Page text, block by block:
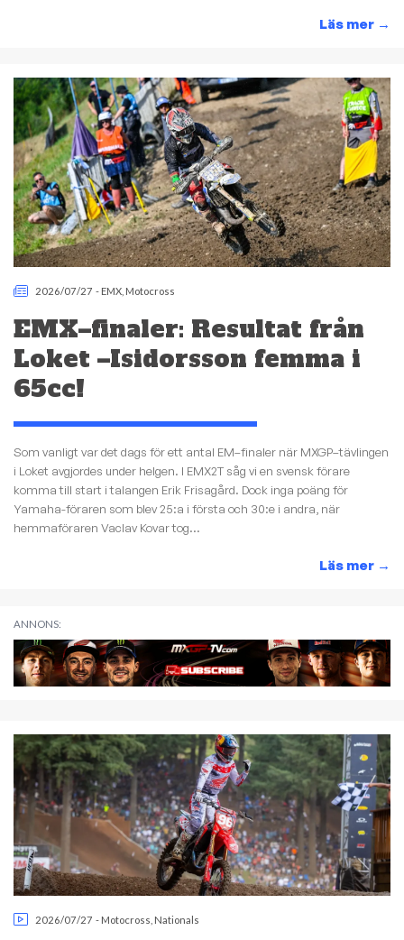
Läs mer →
2026/07/27 - EMX Motocross
EMX–finaler: Resultat från
Loket –Isidorsson femma i
65cc!
Som vanligt var det dags för ett antal EM–finaler när MXGP–tävlingen
i Loket avgjordes under helgen. I EMX2T såg vi en svensk förare
komma till start i talangen Erik Frisagård. Dock inga poäng för
Yamaha-föraren som blev 25:a i första och 30:e i andra, när
hemmaföraren Vaclav Kovar tog...
Läs mer →
ANNONS:
2026/07/27 - Motocross Nationals